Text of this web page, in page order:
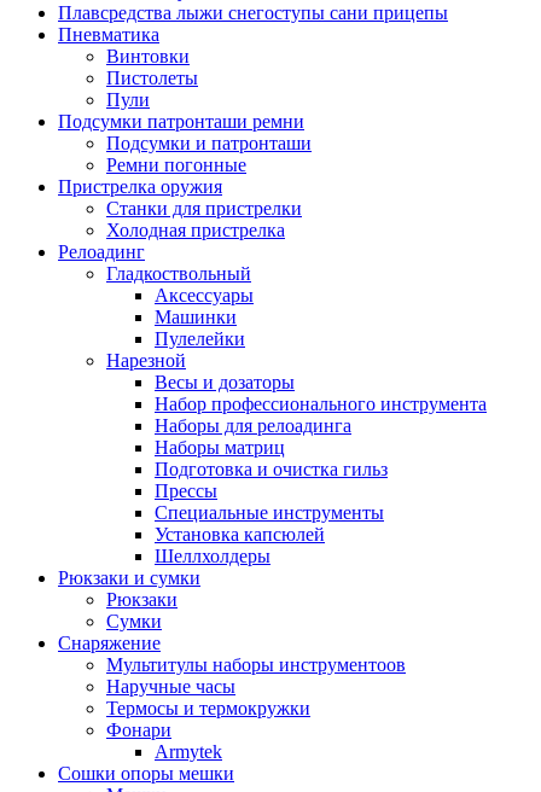
Плавсредства лыжи снегоступы сани прицепы
Пневматика
Винтовки
Пистолеты
Пули
Подсумки патронташи ремни
Подсумки и патронташи
Ремни погонные
Пристрелка оружия
Станки для пристрелки
Холодная пристрелка
Релоадинг
Гладкоствольный
Аксессуары
Машинки
Пулелейки
Нарезной
Весы и дозаторы
Набор профессионального инструмента
Наборы для релоадинга
Наборы матриц
Подготовка и очистка гильз
Прессы
Специальные инструменты
Установка капсюлей
Шеллхолдеры
Рюкзаки и сумки
Рюкзаки
Сумки
Снаряжение
Мультитулы наборы инструментоов
Наручные часы
Термосы и термокружки
Фонари
Armytek
Сошки опоры мешки